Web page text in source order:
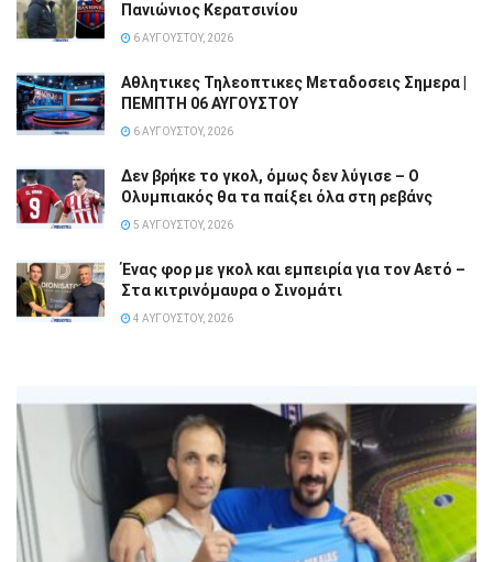
Πανιώνιος Κερατσινίου
6 ΑΥΓΟΎΣΤΟΥ, 2026
Αθλητικες Τηλεοπτικες Μεταδοσεις Σημερα |
ΠΕΜΠΤΗ 06 ΑΥΓΟΥΣΤΟΥ
6 ΑΥΓΟΎΣΤΟΥ, 2026
Δεν βρήκε το γκολ, όμως δεν λύγισε – Ο
Ολυμπιακός θα τα παίξει όλα στη ρεβάνς
5 ΑΥΓΟΎΣΤΟΥ, 2026
Ένας φορ με γκολ και εμπειρία για τον Αετό –
Στα κιτρινόμαυρα ο Σινομάτι
4 ΑΥΓΟΎΣΤΟΥ, 2026